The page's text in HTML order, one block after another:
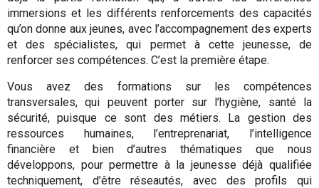
immersions et les différents renforcements des capacités
qu’on donne aux jeunes, avec l’accompagnement des experts
et des spécialistes, qui permet à cette jeunesse, de
renforcer ses compétences. C’est la première étape.
Vous avez des formations sur les compétences
transversales, qui peuvent porter sur l’hygiène, santé la
sécurité, puisque ce sont des métiers. La gestion des
ressources humaines, l’entreprenariat, l’intelligence
financière et bien d’autres thématiques que nous
développons, pour permettre à la jeunesse déjà qualifiée
techniquement, d’être réseautés, avec des profils qui